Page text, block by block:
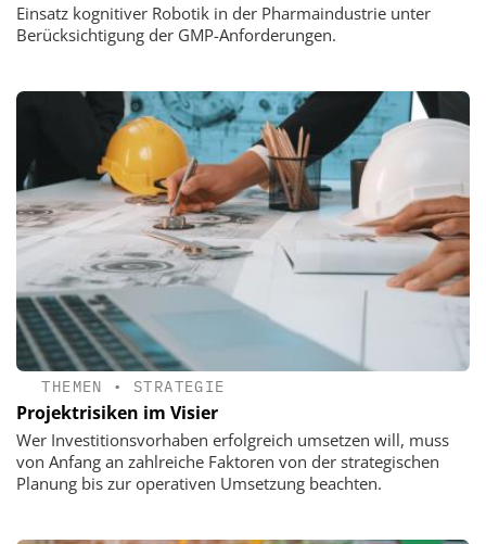
Einsatz kognitiver Robotik in der Pharmaindustrie unter
Berücksichtigung der GMP-Anforderungen.
THEMEN • STRATEGIE
Projektrisiken im Visier
Wer Investitionsvorhaben erfolgreich umsetzen will, muss
von Anfang an zahlreiche Faktoren von der strategischen
Planung bis zur operativen Umsetzung beachten.